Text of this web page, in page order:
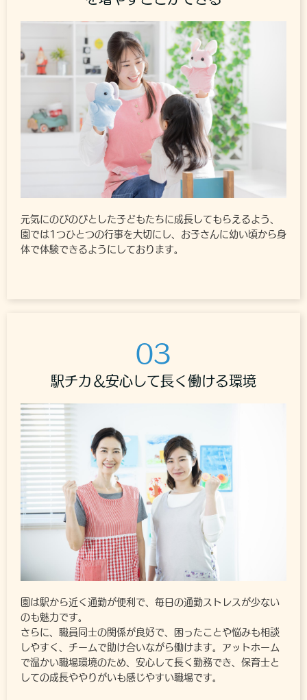
元気にのびのびとした子どもたちに成長してもらえるよう、
園では1つひとつの行事を大切にし、お子さんに幼い頃から身
体で体験できるようにしております。
03
駅チカ＆安心して長く働ける環境
園は駅から近く通勤が便利で、毎日の通勤ストレスが少ない
のも魅力です。
さらに、職員同士の関係が良好で、困ったことや悩みも相談
しやすく、チームで助け合いながら働けます。アットホーム
で温かい職場環境のため、安心して長く勤務でき、保育士と
しての成長ややりがいも感じやすい職場です。